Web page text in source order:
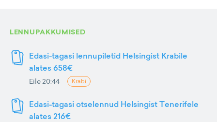
LENNUPAKKUMISED
Edasi-tagasi lennupiletid Helsingist Krabile
alates 658€
Eile 20:44 Krabi
Edasi-tagasi otselennud Helsingist Tenerifele
alates 216€